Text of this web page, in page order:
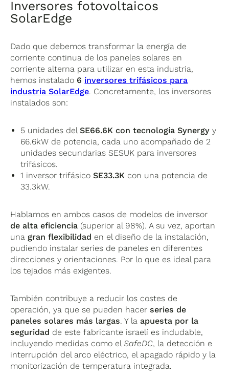
Inversores fotovoltaicos
SolarEdge
Dado que debemos transformar la energía de
corriente continua de los paneles solares en
corriente alterna para utilizar en esta industria,
hemos instalado 6 inversores trifásicos para
industria SolarEdge. Concretamente, los inversores
instalados son:
5 unidades delSE66.6K con tecnología Synergy y
66.6kW de potencia, cada uno acompañado de 2
unidades secundarias SESUK para inversores
trifásicos.
1 inversor trifásico SE33.3K con una potencia de
33.3kW.
Hablamos en ambos casos de modelos de inversor
de alta eficiencia (superior al 98%). A su vez, aportan
una gran flexibilidad en el diseño de la instalación,
pudiendo instalar series de paneles en diferentes
direcciones y orientaciones. Por lo que es ideal para
los tejados más exigentes.
También contribuye a reducir los costes de
operación, ya que se pueden hacerseries de
paneles solares más largas. Y la apuesta por la
seguridad de este fabricante israelí es indudable,
incluyendo medidas como elSafeDC, la detección e
interrupción del arco eléctrico, el apagado rápido y la
monitorización de temperatura integrada.